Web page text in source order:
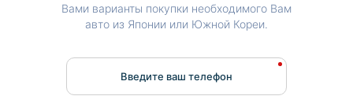
Вами варианты покупки необходимого Вам
авто из Японии или Южной Кореи.
Введите ваш телефон